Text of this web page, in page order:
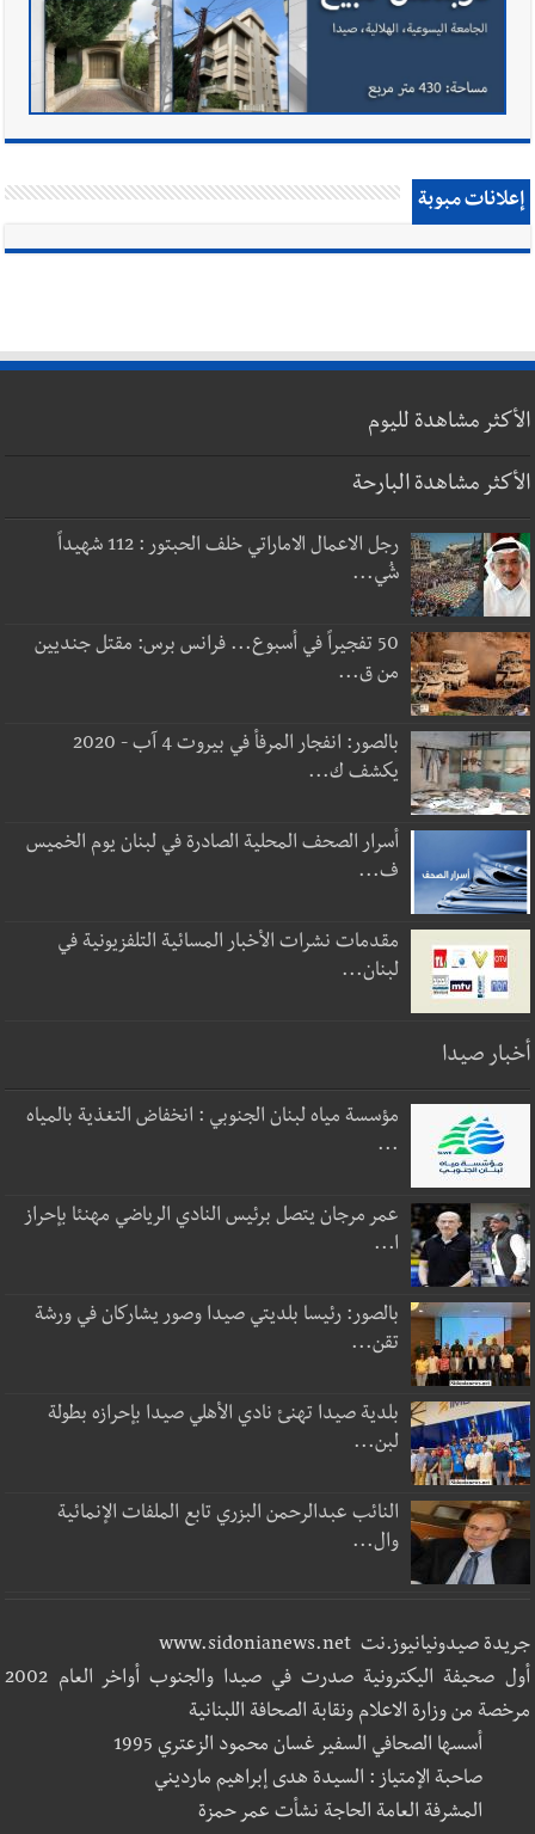
إعلانات مبوبة
الأكثر مشاهدة لليوم
الأكثر مشاهدة البارحة
رجل الاعمال الاماراتي خلف الحبتور : 112 شهيداً
شُي...
50 تفجيراً في أسبوع... فرانس برس: مقتل جنديين
من ق...
بالصور: انفجار المرفأ في بيروت 4 آب - 2020
يكشف ك...
أسرار الصحف المحلية الصادرة في لبنان يوم الخميس
ف...
مقدمات نشرات الأخبار المسائية التلفزيونية في
لبنان...
أخبار صيدا
مؤسسة مياه لبنان الجنوبي : انخفاض التغذية بالمياه
...
عمر مرجان يتصل برئيس النادي الرياضي مهنئا بإحراز
ا...
بالصور: رئيسا بلديتي صيدا وصور يشاركان في ورشة
تقن...
بلدية صيدا تهنئ نادي الأهلي صيدا بإحرازه بطولة
لبن...
النائب عبدالرحمن البزري تابع الملفات الإنمائية
وال...
جريدة صيدونيانيوز.نت www.sidonianews.net
أول صحيفة اليكترونية صدرت في صيدا والجنوب أواخر العام 2002
مرخصة من وزارة الاعلام ونقابة الصحافة اللبنانية
أسسها الصحافي السفير غسان محمود الزعتري 1995
صاحبة الإمتياز : السيدة هدى إبراهيم مارديني
المشرفة العامة الحاجة نشأت عمر حمزة